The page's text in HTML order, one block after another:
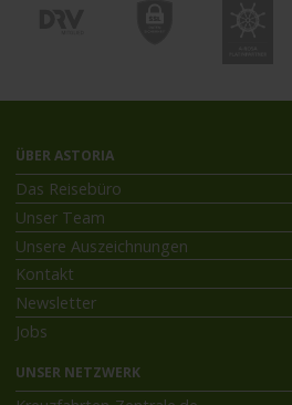
ÜBER ASTORIA
Das Reisebüro
Unser Team
Unsere Auszeichnungen
Kontakt
Newsletter
Jobs
UNSER NETZWERK